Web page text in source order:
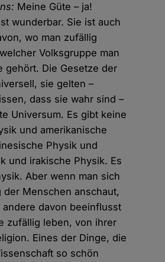
Meine Güte – ja!
wunderbar. Sie ist auch
wo man zufällig
Volksgruppe man
gehört. Die Gesetze der
sie gelten –
dass sie wahr sind –
Universum. Es gibt keine
und amerikanische
Physik und
und irakische Physik. Es
Aber wenn man sich
der Menschen anschaut,
andere davon beeinflusst
zufällig leben, von ihrer
Eines der Dinge, die
so schön